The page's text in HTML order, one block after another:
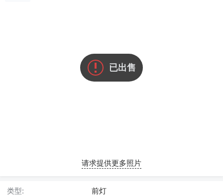
已出售
请求提供更多照片
类型: 前灯